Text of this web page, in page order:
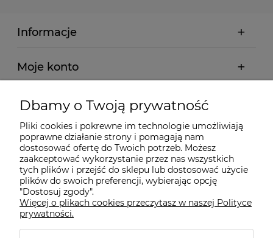
Informacje
Moje konto
Płatności i dostawa
Wybrane Kategorie
Wybrane Marki
Wiedza o BHP
Dbamy o Twoją prywatność
Pliki cookies i pokrewne im technologie umożliwiają
poprawne działanie strony i pomagają nam
dostosować ofertę do Twoich potrzeb. Możesz
zaakceptować wykorzystanie przez nas wszystkich
tych plików i przejść do sklepu lub dostosować użycie
plików do swoich preferencji, wybierając opcję
"Dostosuj zgody".
Więcej o plikach cookies przeczytasz w naszej Polityce
prywatności.